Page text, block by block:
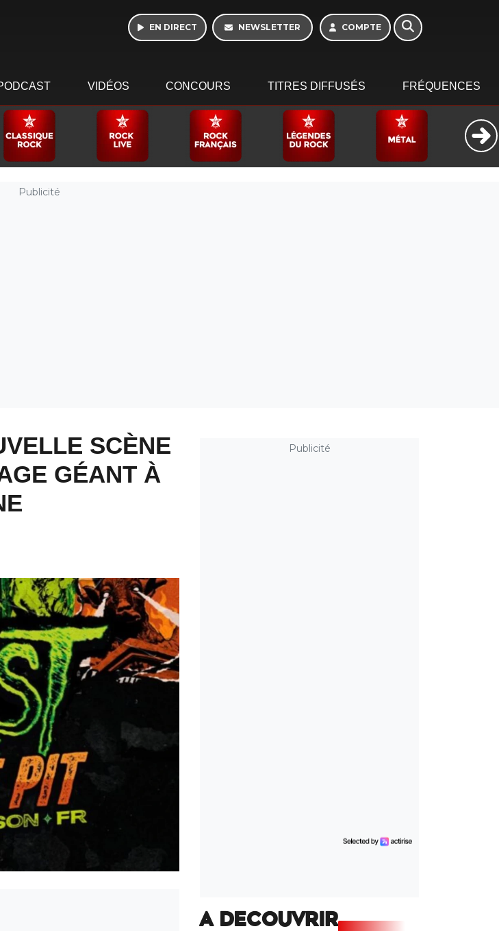
EN DIRECT NEWSLETTER COMPTE
VIDÉOS CONCOURS TITRES DIFFUSÉS FRÉQUENCES
Publicité
SCÈNE
GÉANT À
Publicité
Week-end de 06h à
12h